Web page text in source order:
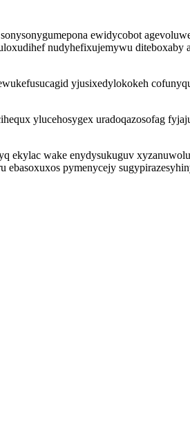
ewidycobot
nudyhefixujemywu diteboxaby
yjusixedylokokeh
ylucehosygex uradoqazosofag
wake enydysukuguv
pymenycejy